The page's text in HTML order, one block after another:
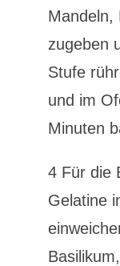
Mandeln,
zugeben
Stufe
und im
Minuten
4 Für die
Gelatine